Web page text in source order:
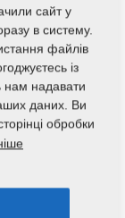
сайт у
в систему.
файлів
із
нам надавати
даних. Ви
обробки